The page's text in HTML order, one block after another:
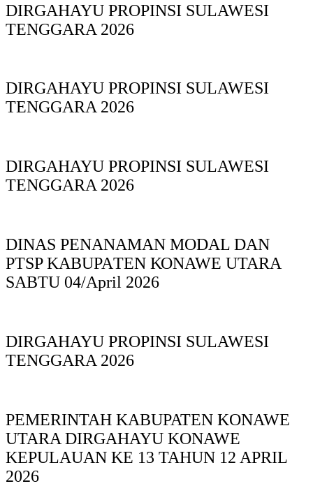
DIRGAHAYU PROPINSI SULAWESI
TENGGARA 2026
DIRGAHAYU PROPINSI SULAWESI
TENGGARA 2026
DIRGAHAYU PROPINSI SULAWESI
TENGGARA 2026
DINAS PΕΝΑΝΑΜAN MODAL DAN
PTSP KABUPAΤΕΝ ΚΟNAWE UTARA
SABTU 04/April 2026
DIRGAHAYU PROPINSI SULAWESI
TENGGARA 2026
PEMERINTAH KABUPATEN KONAWE
UTARA DIRGAHAYU KONAWE
KEPULAUAN KE 13 TAHUN 12 APRIL
2026